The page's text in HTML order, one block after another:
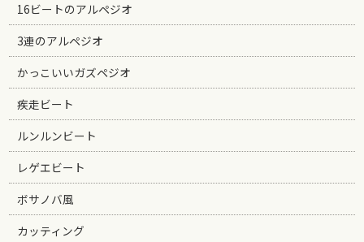
16ビートのアルペジオ
3連のアルペジオ
かっこいいガズペジオ
疾走ビート
ルンルンビート
レゲエビート
ボサノバ風
カッティング